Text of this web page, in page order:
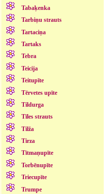
Tabaķenka
Tarbiņu strauts
Tartaciņa
Tartaks
Tebra
Teicija
Teitupīte
Tērvetes upīte
Tildurga
Tīles strauts
Tilža
Tirza
Tītmaņupīte
Torbēnupīte
Triecupīte
Trumpe